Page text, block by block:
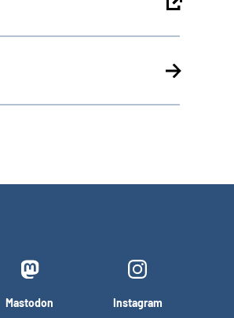
Mastodon Instagram